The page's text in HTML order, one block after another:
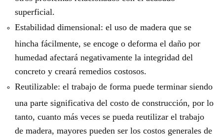
superficial.
Estabilidad dimensional: el uso de madera que se
hincha fácilmente, se encoge o deforma el daño por
humedad afectará negativamente la integridad del
concreto y creará remedios costosos.
Reutilizable: el trabajo de forma puede terminar siendo
una parte significativa del costo de construcción, por lo
tanto, cuanto más veces se pueda reutilizar el trabajo
de madera, mayores pueden ser los costos generales de